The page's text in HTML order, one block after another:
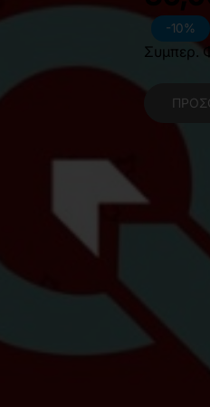
-10%
Συμπερ.
Γλώσσα
Διαστάσεις